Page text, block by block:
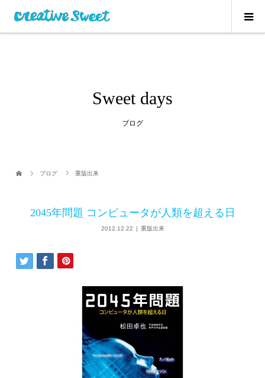
Sweet days
ブログ
ブログ 重版出来
2045年問題 コンピュータが人類を超える日
2012.12.22 重版出来